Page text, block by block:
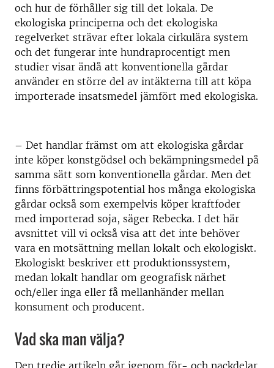
och hur de förhåller sig till det lokala. De
ekologiska principerna och det ekologiska
regelverket strävar efter lokala cirkulära system
och det fungerar inte hundraprocentigt men
studier visar ändå att konventionella gårdar
använder en större del av intäkterna till att köpa
importerade insatsmedel jämfört med ekologiska.
– Det handlar främst om att ekologiska gårdar
inte köper konstgödsel och bekämpningsmedel på
samma sätt som konventionella gårdar. Men det
finns förbättringspotential hos många ekologiska
gårdar också som exempelvis köper kraftfoder
med importerad soja, säger Rebecka. I det här
avsnittet vill vi också visa att det inte behöver
vara en motsättning mellan lokalt och ekologiskt.
Ekologiskt beskriver ett produktionssystem,
medan lokalt handlar om geografisk närhet
och/eller inga eller få mellanhänder mellan
konsument och producent.
Vad ska man välja?
Den tredje artikeln går igenom för- och nackdelar